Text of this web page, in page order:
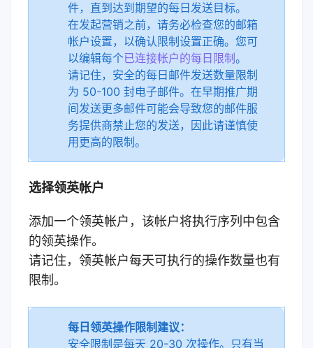
件，直到达到 期望的每日发送目标。
在发起营销之前，请务必检查您的邮箱
帐户设置，以确认限制设置正确。您可
以编辑每个已连接帐户的每日限制 。
请记住，安全的每日邮件发送数量限制
为 50-100 封电子邮件。在早期推广期
间发送更多邮件可能会导致您的邮件服
务提供商禁止您的发送，因此请谨慎使
用更高的限制。
选择领英帐户
添加一个领英帐户，该帐户将执行序列中包含
的领英操作。
请记住，领英帐户每天可执行的操作数量也有
限制。
每日领英操作限制建议：
安全限制是每天 20-30 次操作。只有当